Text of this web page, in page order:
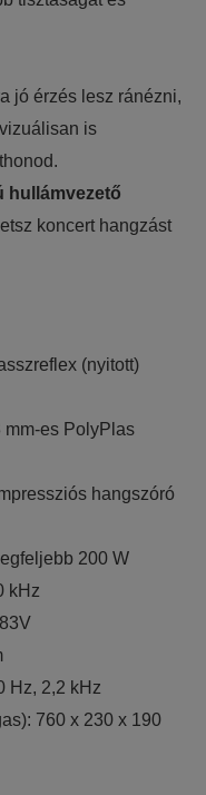
jó érzés lesz ránézni,
is
hullámvezető
koncert hangzást
(nyitott)
mm-es PolyPlas
hangszóró
200 W
kHz
Hz, 2,2 kHz
760 x 230 x 190